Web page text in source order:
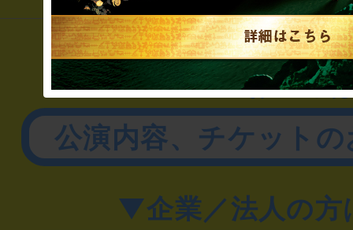
▼一般のお客様
公演内容、チケット
▼企業／法人の方